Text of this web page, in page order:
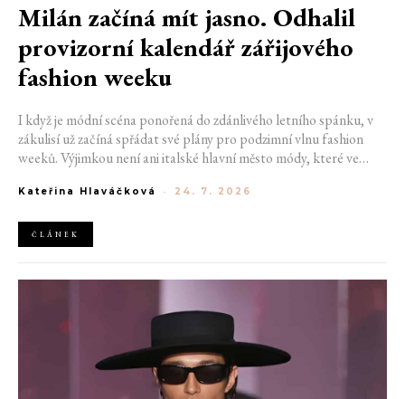
Milán začíná mít jasno. Odhalil
provizorní kalendář zářijového
fashion weeku
I když je módní scéna ponořená do zdánlivého letního spánku, v
zákulisí už začíná spřádat své plány pro podzimní vlnu fashion
weeků. Výjimkou není ani italské hlavní město módy, které ve
22. do 28. září přivítá tradiční jména, pozornost však zaměří
Moschino.
Kateřina Hlaváčková - 24. 7. 2026
ČLÁNEK